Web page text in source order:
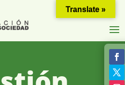
Translate »